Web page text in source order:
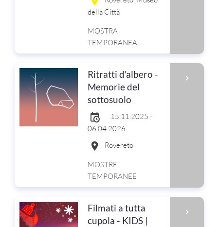
della Città
MOSTRA
TEMPORANEA
Ritratti d'albero -
Memorie del
sottosuolo
15.11.2025 -
06.04.2026
Rovereto
MOSTRE
TEMPORANEE
Filmati a tutta
cupola - KIDS |